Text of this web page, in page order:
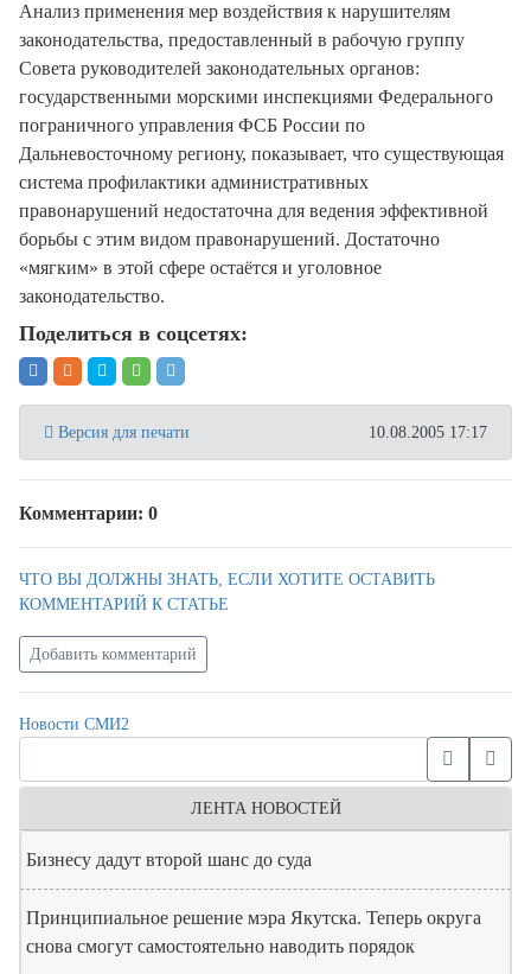
Анализ применения мер воздействия к нарушителям
законодательства, предоставленный в рабочую группу
Совета руководителей законодательных органов:
государственными морскими инспекциями Федерального
пограничного управления ФСБ России по
Дальневосточному региону, показывает, что существующая
система профилактики административных
правонарушений недостаточна для ведения эффективной
борьбы с этим видом правонарушений. Достаточно
«мягким» в этой сфере остаётся и уголовное
законодательство.
Поделиться в соцсетях:
Версия для печати 10.08.2005 17:17
Комментарии: 0
ЧТО ВЫ ДОЛЖНЫ ЗНАТЬ, ЕСЛИ ХОТИТЕ ОСТАВИТЬ
КОММЕНТАРИЙ К СТАТЬЕ
Добавить комментарий
Новости СМИ2
ЛЕНТА НОВОСТЕЙ
Бизнесу дадут второй шанс до суда
Принципиальное решение мэра Якутска. Теперь округа
снова смогут самостоятельно наводить порядок